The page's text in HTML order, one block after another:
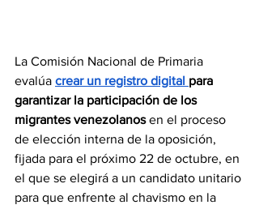
La Comisión Nacional de Primaria
evalúa crear un registro digital para
garantizar la participación de los
migrantes venezolanos en el proceso
de elección interna de la oposición,
fijada para el próximo 22 de octubre, en
el que se elegirá a un candidato unitario
para que enfrente al chavismo en la